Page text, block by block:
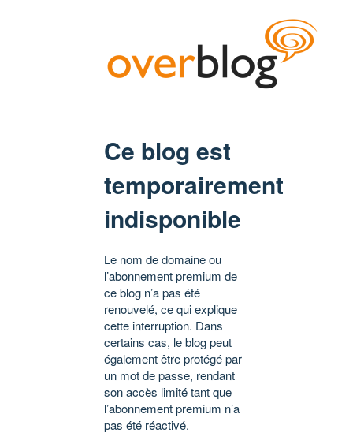
Ce blog est
temporairement
indisponible
Le nom de domaine ou
l’abonnement premium de
ce blog n’a pas été
renouvelé, ce qui explique
cette interruption. Dans
certains cas, le blog peut
également être protégé par
un mot de passe, rendant
son accès limité tant que
l’abonnement premium n’a
pas été réactivé.